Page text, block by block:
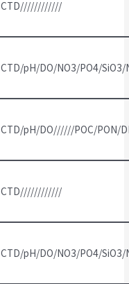
CTD////////////
CTD/pH/DO/NO3/PO4/
CTD/pH/DO//////POC/PON/
CTD////////////
CTD/pH/DO/NO3/PO4/